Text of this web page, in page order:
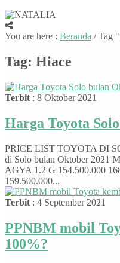
You are here : Beranda /Tag
Tag: Hiace
Terbit : 8 Oktober 2021
Harga Toyota
PRICE LIST TOYOTA DI
di Solo bulan Oktober
AGYA 1.2 G 154.500.000
159.500.000...
Terbit : 4 September 2021
PPNBM mobil
100%?